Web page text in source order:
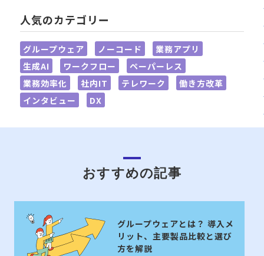
人気のカテゴリー
グループウェア ノーコード
業務アプリ
生成AI
ワークフロー
ペーパーレス
業務効率化
社内IT テレワーク
働き方改革
インタビュー
DX
おすすめの記事
グループウェアとは？ 導入メ
リット、主要製品比較と選び
方を解説